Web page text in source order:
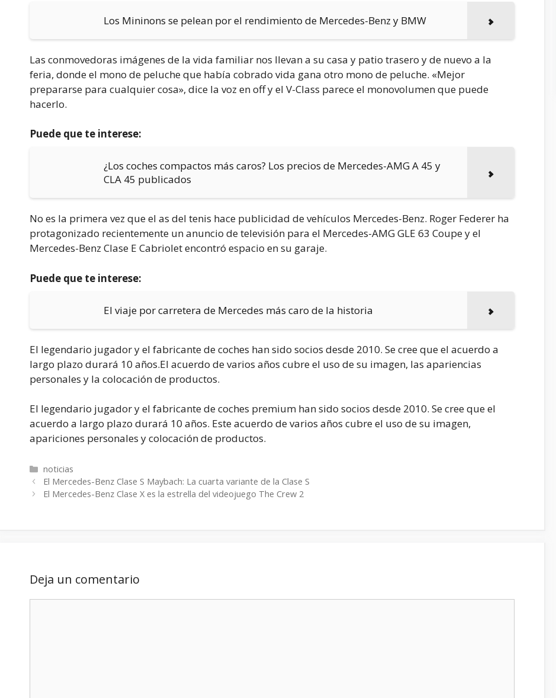
Los Mininons se pelean por el rendimiento de Mercedes-Benz y BMW
Las conmovedoras imágenes de la vida familiar nos llevan a su casa y patio trasero y de nuevo a la
feria, donde el mono de peluche que había cobrado vida gana otro mono de peluche. «Mejor
prepararse para cualquier cosa», dice la voz en off y el V-Class parece el monovolumen que puede
hacerlo.
Puede que te interese:
¿Los coches compactos más caros? Los precios de Mercedes-AMG A 45 y
CLA 45 publicados
No es la primera vez que el as del tenis hace publicidad de vehículos Mercedes-Benz. Roger Federer ha
protagonizado recientemente un anuncio de televisión para el Mercedes-AMG GLE 63 Coupe y el
Mercedes-Benz Clase E Cabriolet encontró espacio en su garaje.
Puede que te interese:
El viaje por carretera de Mercedes más caro de la historia
El legendario jugador y el fabricante de coches han sido socios desde 2010. Se cree que el acuerdo a
largo plazo durará 10 años.El acuerdo de varios años cubre el uso de su imagen, las apariencias
personales y la colocación de productos.
El legendario jugador y el fabricante de coches premium han sido socios desde 2010. Se cree que el
acuerdo a largo plazo durará 10 años. Este acuerdo de varios años cubre el uso de su imagen,
apariciones personales y colocación de productos.
Categorías
noticias
El Mercedes-Benz Clase S Maybach: La cuarta variante de la Clase S
El Mercedes-Benz Clase X es la estrella del videojuego The Crew 2
Deja un comentario